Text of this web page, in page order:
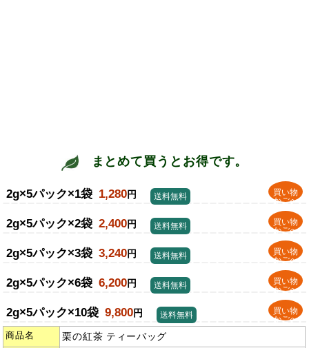
まとめて買うとお得です。
2g×5パック×1袋 1,280円
買い物
かごへ
送料無料
2g×5パック×2袋 2,400円
買い物
かごへ
送料無料
2g×5パック×3袋 3,240円
買い物
かごへ
送料無料
2g×5パック×6袋 6,200円
買い物
かごへ
送料無料
2g×5パック×10袋 9,800円
買い物
かごへ
送料無料
商品名 栗の紅茶 ティーバッグ